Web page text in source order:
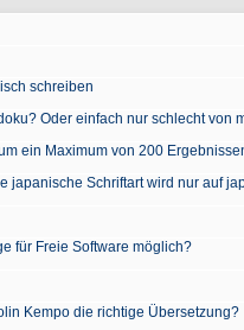
schreiben
Oder einfach nur schlecht von
ein Maximum von 200
japanische Schriftart wird nur auf
für Freie Software möglich?
Kempo die richtige Übersetzung?